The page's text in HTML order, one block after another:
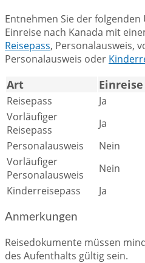
Entnehmen Sie der
Einreise nach Kanada mit
Reisepass, Personalausweis,
Personalausweis oder
Art
Reisepass
Ja
Vorläufiger
Reisepass
Ja
Personalausweis
Nein
Vorläufiger
Personalausweis
Nein
Kinderreisepass
Ja
Anmerkungen
Reisedokumente müssen
des Aufenthalts gültig sein.